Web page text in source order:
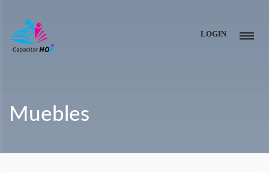
LOGIN
Muebles